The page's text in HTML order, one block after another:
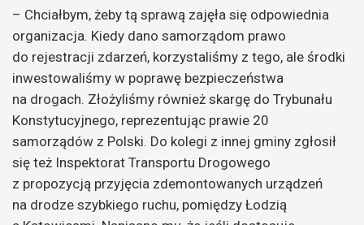
– Chciałbym, żeby tą sprawą zajęła się odpowiednia
organizacja. Kiedy dano samorządom prawo
do rejestracji zdarzeń, korzystaliśmy z tego, ale środki
inwestowaliśmy w poprawę bezpieczeństwa
na drogach. Złożyliśmy również skargę do Trybunału
Konstytucyjnego, reprezentując prawie 20
samorządów z Polski. Do kolegi z innej gminy zgłosił
się też Inspektorat Transportu Drogowego
z propozycją przyjęcia zdemontowanych urządzeń
na drodze szybkiego ruchu, pomiędzy Łodzią